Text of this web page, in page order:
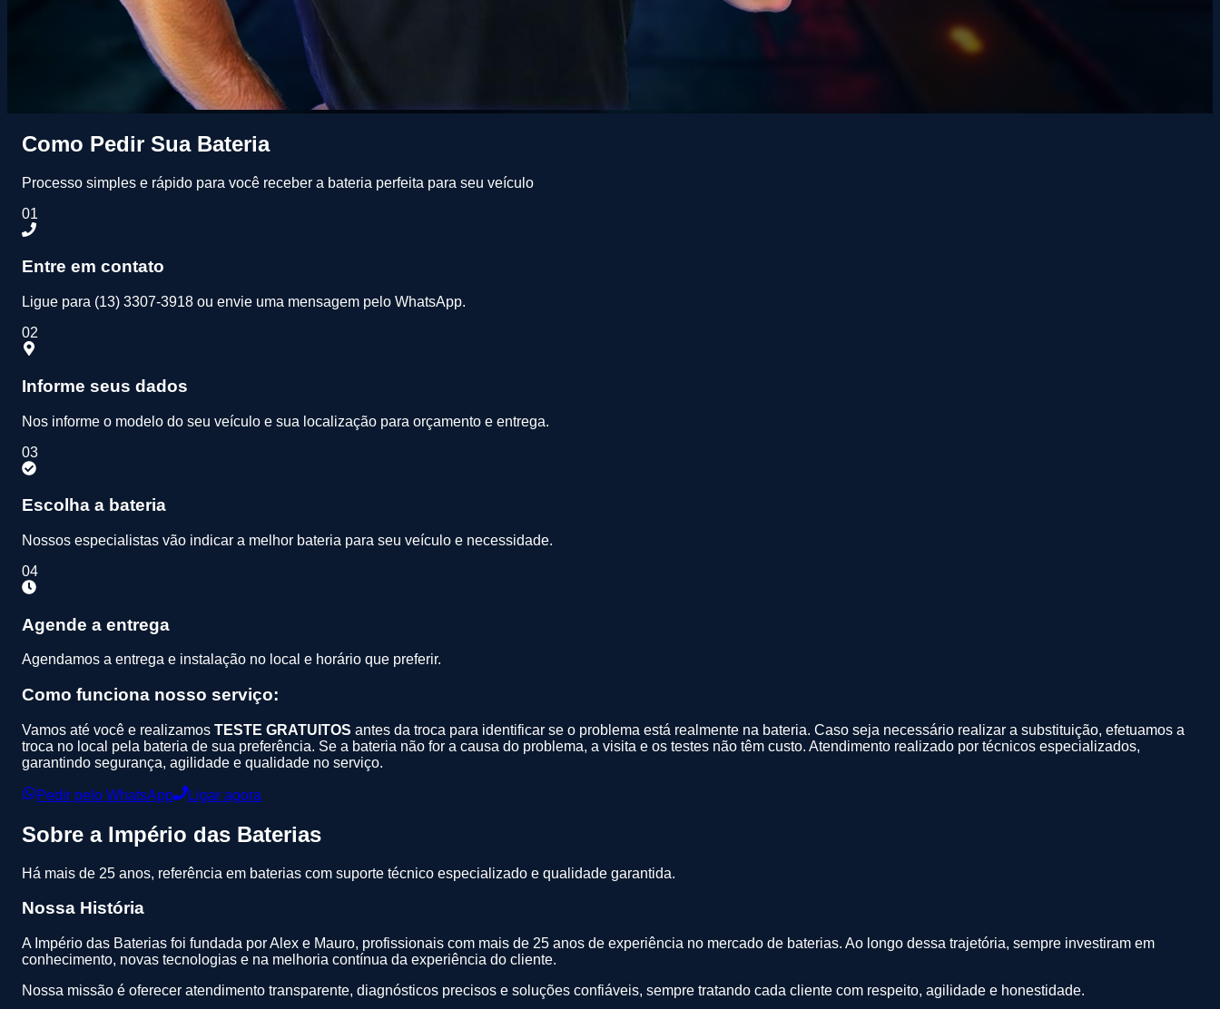
Como Pedir Sua Bateria
Processo simples e rápido para você receber a bateria perfeita para seu veículo
01
Entre em contato
Ligue para (13) 3307-3918 ou envie uma mensagem pelo WhatsApp.
02
Informe seus dados
Nos informe o modelo do seu veículo e sua localização para orçamento e entrega.
03
Escolha a bateria
Nossos especialistas vão indicar a melhor bateria para seu veículo e necessidade.
04
Agende a entrega
Agendamos a entrega e instalação no local e horário que preferir.
Como funciona nosso serviço:
Vamos até você e realizamos TESTE GRATUITOS antes da troca para identificar se o problema está realmente na bateria. Caso seja necessário realizar a substituição, efetuamos a
troca no local pela bateria de sua preferência. Se a bateria não for a causa do problema, a visita e os testes não têm custo. Atendimento realizado por técnicos especializados,
garantindo segurança, agilidade e qualidade no serviço.
Pedir pelo WhatsApp Ligar agora
Sobre a Império das Baterias
Há mais de 25 anos, referência em baterias com suporte técnico especializado e qualidade garantida.
Nossa História
A Império das Baterias foi fundada por Alex e Mauro, profissionais com mais de 25 anos de experiência no mercado de baterias. Ao longo dessa trajetória, sempre investiram em
conhecimento, novas tecnologias e na melhoria contínua da experiência do cliente.
Nossa missão é oferecer atendimento transparente, diagnósticos precisos e soluções confiáveis, sempre tratando cada cliente com respeito, agilidade e honestidade.